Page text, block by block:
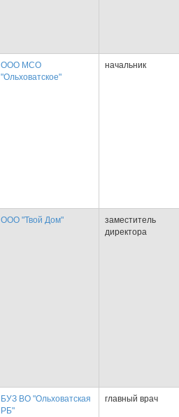
ООО МСО
"Ольховатское"
начальник
ООО "Твой Дом"
заместитель
директора
БУЗ ВО "Ольховатская
РБ"
главный врач